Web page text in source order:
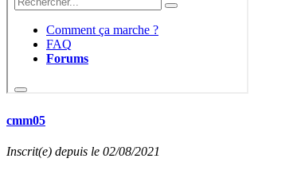
cmm05
Inscrit(e) depuis le 02/08/2021